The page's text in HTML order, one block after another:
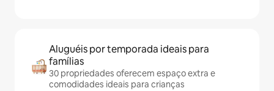
Aluguéis por temporada ideais para
famílias
30 propriedades oferecem espaço extra e
comodidades ideais para crianças